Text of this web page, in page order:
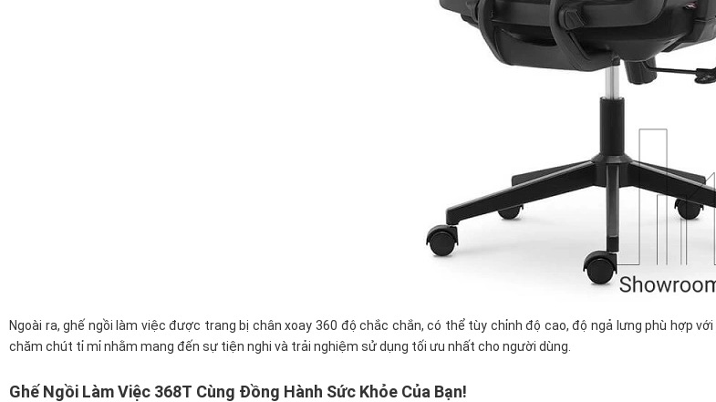
Ngoài ra, ghế ngồi làm việc được trang bị chân xoay 360 độ chắc chắn, có thể tùy chỉnh độ cao, độ ngả lưng phù hợp
chăm chút tỉ mỉ nhằm mang đến sự tiện nghi và trải nghiệm sử dụng tối ưu nhất cho người dùng.
Ghế Ngồi Làm Việc 368T Cùng Đồng Hành Sức Khỏe Của Bạn!